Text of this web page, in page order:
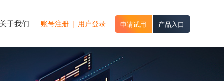
关于我们 账号注册 | 用户登录 申请试用 产品入口